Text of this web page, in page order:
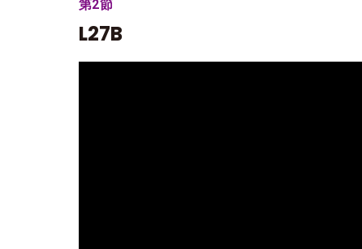
第2節
L27B